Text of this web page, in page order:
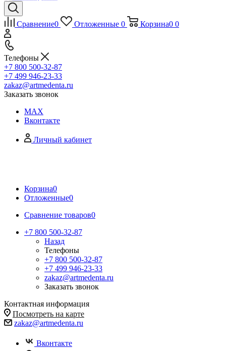
Сравнение0 Отложенные 0 Корзина0 0
Телефоны
+7 800 500-32-87
+7 499 946-23-33
zakaz@artmedenta.ru
Заказать звонок
MAX
Вконтакте
Личный кабинет
Корзина0
Отложенные0
Сравнение товаров0
+7 800 500-32-87
Назад
Телефоны
+7 800 500-32-87
+7 499 946-23-33
zakaz@artmedenta.ru
Заказать звонок
Контактная информация
Посмотреть на карте
zakaz@artmedenta.ru
Вконтакте